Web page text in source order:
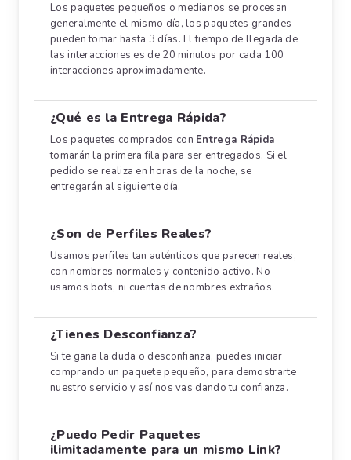
Los paquetes pequeños o medianos se procesan
generalmente el mismo día, los paquetes grandes
pueden tomar hasta 3 días. El tiempo de llegada de
las interacciones es de 20 minutos por cada 100
interacciones aproximadamente.
¿Qué es la Entrega Rápida?
Los paquetes comprados con Entrega Rápida
tomarán la primera fila para ser entregados. Si el
pedido se realiza en horas de la noche, se
entregarán al siguiente día.
¿Son de Perfiles Reales?
Usamos perfiles tan auténticos que parecen reales,
con nombres normales y contenido activo. No
usamos bots, ni cuentas de nombres extraños.
¿Tienes Desconfianza?
Si te gana la duda o desconfianza, puedes iniciar
comprando un paquete pequeño, para demostrarte
nuestro servicio y así nos vas dando tu confianza.
¿Puedo Pedir Paquetes
ilimitadamente para un mismo Link?